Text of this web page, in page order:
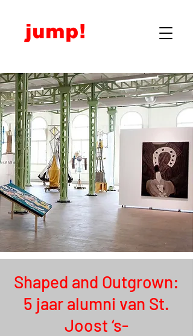
Shaped and Outgrown:
5 jaar alumni van St.
Joost ‘s-